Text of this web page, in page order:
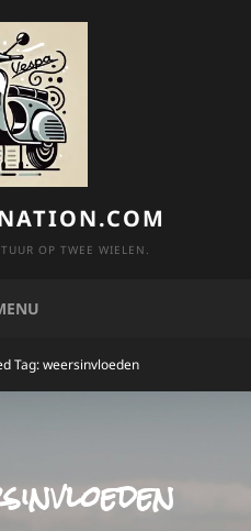
OP TWEE WIELEN.
Tag:weersinvloeden